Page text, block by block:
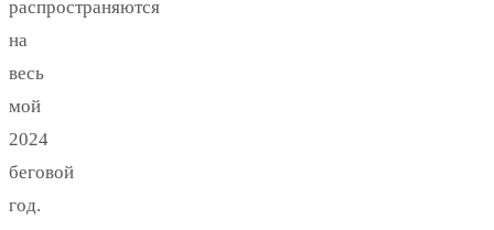
распространяются
на
весь
мой
2024
беговой
год.